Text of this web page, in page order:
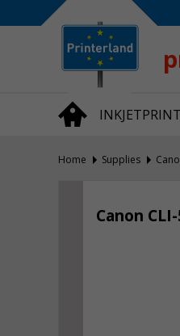
Over Printerland
Privacy
Algemene
Productnieuws
Home Supplies
Canon